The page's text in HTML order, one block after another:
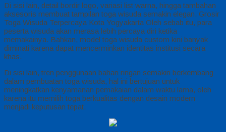
Di sisi lain, detail bordir logo, variasi list warna, hingga tambahan
aksesoris membuat tampilan toga wisuda semakin elegan. Grosir
Toga Wisuda Terpercaya Kota Yogyakarta Oleh sebab itu, para
peserta wisuda akan merasa lebih percaya diri ketika
memakainya. Bahkan, model toga wisuda custom kini banyak
diminati karena dapat mencerminkan identitas institusi secara
khas.
Di sisi lain, tren penggunaan bahan ringan semakin berkembang
dalam pembuatan toga wisuda, hal ini bertujuan untuk
meningkatkan kenyamanan pemakaian dalam waktu lama, oleh
karena itu memilih toga berkualitas dengan desain modern
menjadi keputusan tepat.